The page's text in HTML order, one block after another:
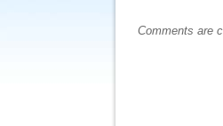
Comments are